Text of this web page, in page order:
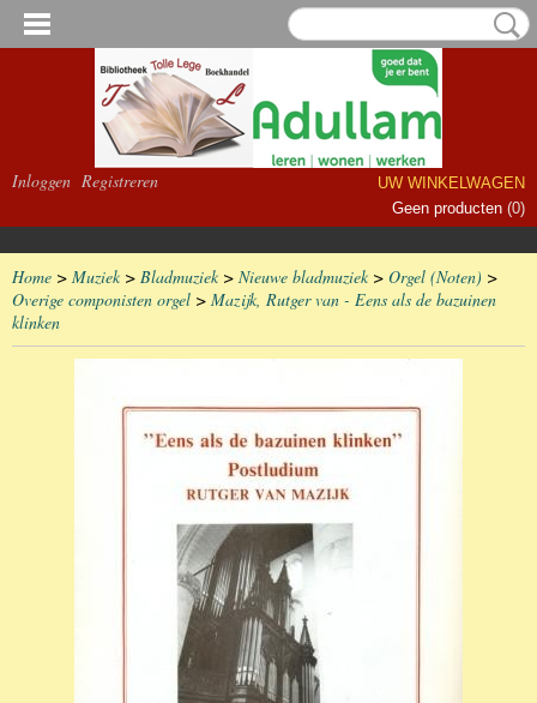
Inloggen Registreren
UW WINKELWAGEN
Geen producten (0)
Home > Muziek> Bladmuziek> Nieuwe bladmuziek> Orgel (Noten) >
Overige componisten orgel > Mazijk, Rutger van - Eens als de bazuinen
klinken